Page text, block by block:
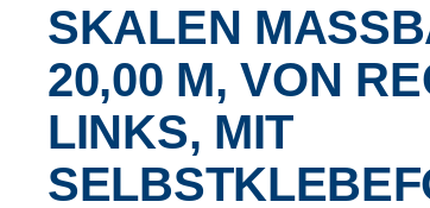
SKALEN
0,00 M, VON
INKS, MIT S